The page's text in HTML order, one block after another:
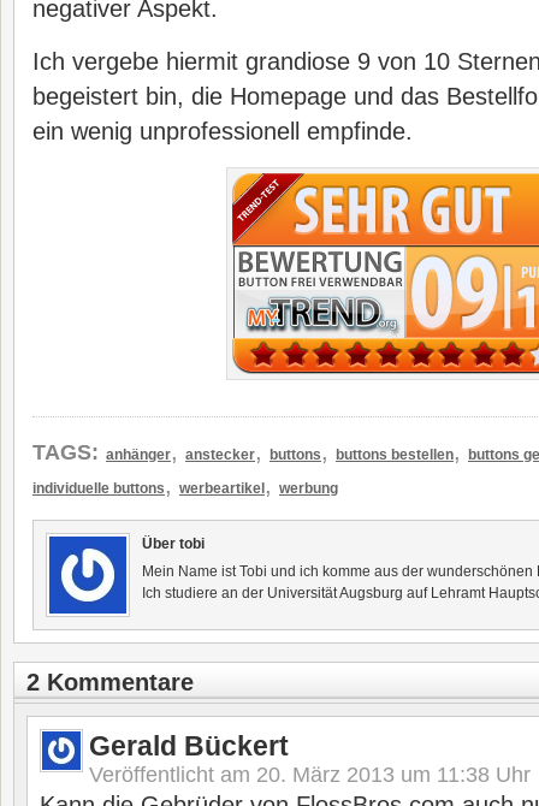
negativer Aspekt.
Ich vergebe hiermit grandiose 9 von 10
begeistert bin, die Homepage und das
ein wenig unprofessionell empfinde.
TAGS: anhänger, anstecker, buttons , buttons bestellen,
buttons
individuelle buttons , werbeartikel , werbung
Über tobi
Mein Name ist Tobi und ich komme aus der
Ich studiere an der Universität Augsburg auf Lehramt
2 Kommentare
Gerald Bückert
Veröffentlicht am 20. März 2013 um 11:38 Uhr